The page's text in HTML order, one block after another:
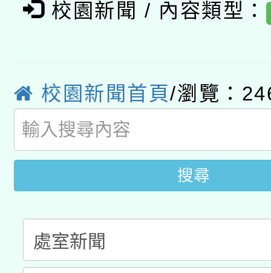
「數位內容與教學軟
薪期間赴陸應申請許可
業技術研究院辦理「
用水績優單位及節水達
115年8月22日(星期六
桃園市孔廟祈福系列
開 智慧啟航」
2026年桃園地景藝術
校園新聞 / 內容類型：
校園新聞首頁/瀏覽：
搜尋